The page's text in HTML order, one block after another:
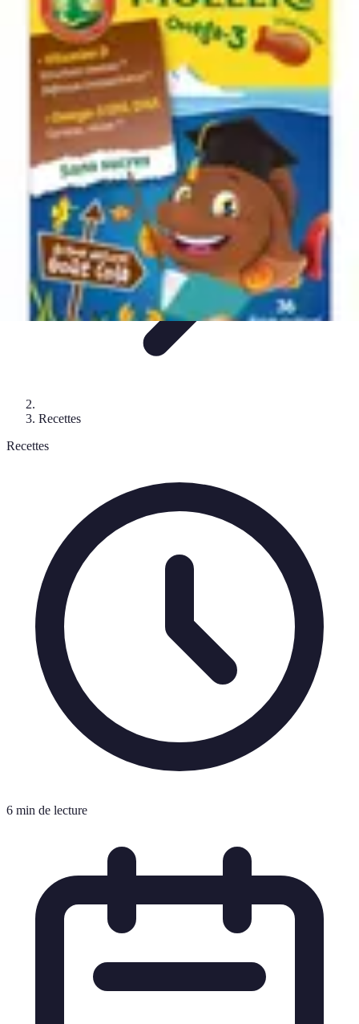
Poissons Frais
Guide d'achatAchat et SélectionAchat et conservationConseils
d'Achat
Recettes
Poissons Frais
Recettes
Recettes
6 min de lecture